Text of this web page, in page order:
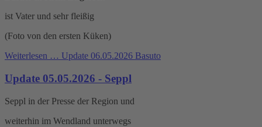
ist Vater und sehr fleißig
(Foto von den ersten Küken)
Weiterlesen … Update 06.05.2026 Basuto
Update 05.05.2026 - Seppl
Seppl in der Presse der Region und
weiterhin im Wendland unterwegs